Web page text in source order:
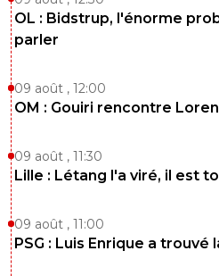
OL : Bidstrup, l'énorme
parler
09 août , 12:00
OM : Gouiri rencontre
09 août , 11:30
Lille : Létang l'a viré, il est
09 août , 11:00
PSG : Luis Enrique a